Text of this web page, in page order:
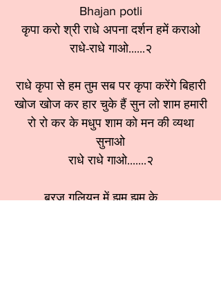
Bhajan potli
कृपा करो श्री राधे अपना दर्शन हमें कराओ
राधे-राधे गाओ......२
राधे कृपा से हम तुम सब पर कृपा करेंगे बिहारी
खोज खोज कर हार चुके हैं सुन लो शाम हमारी
रो रो कर के मधुप शाम को मन की व्यथा
सुनाओ
राधे राधे गाओ.......२
ब्रज गलियन में झूम झूम के.......